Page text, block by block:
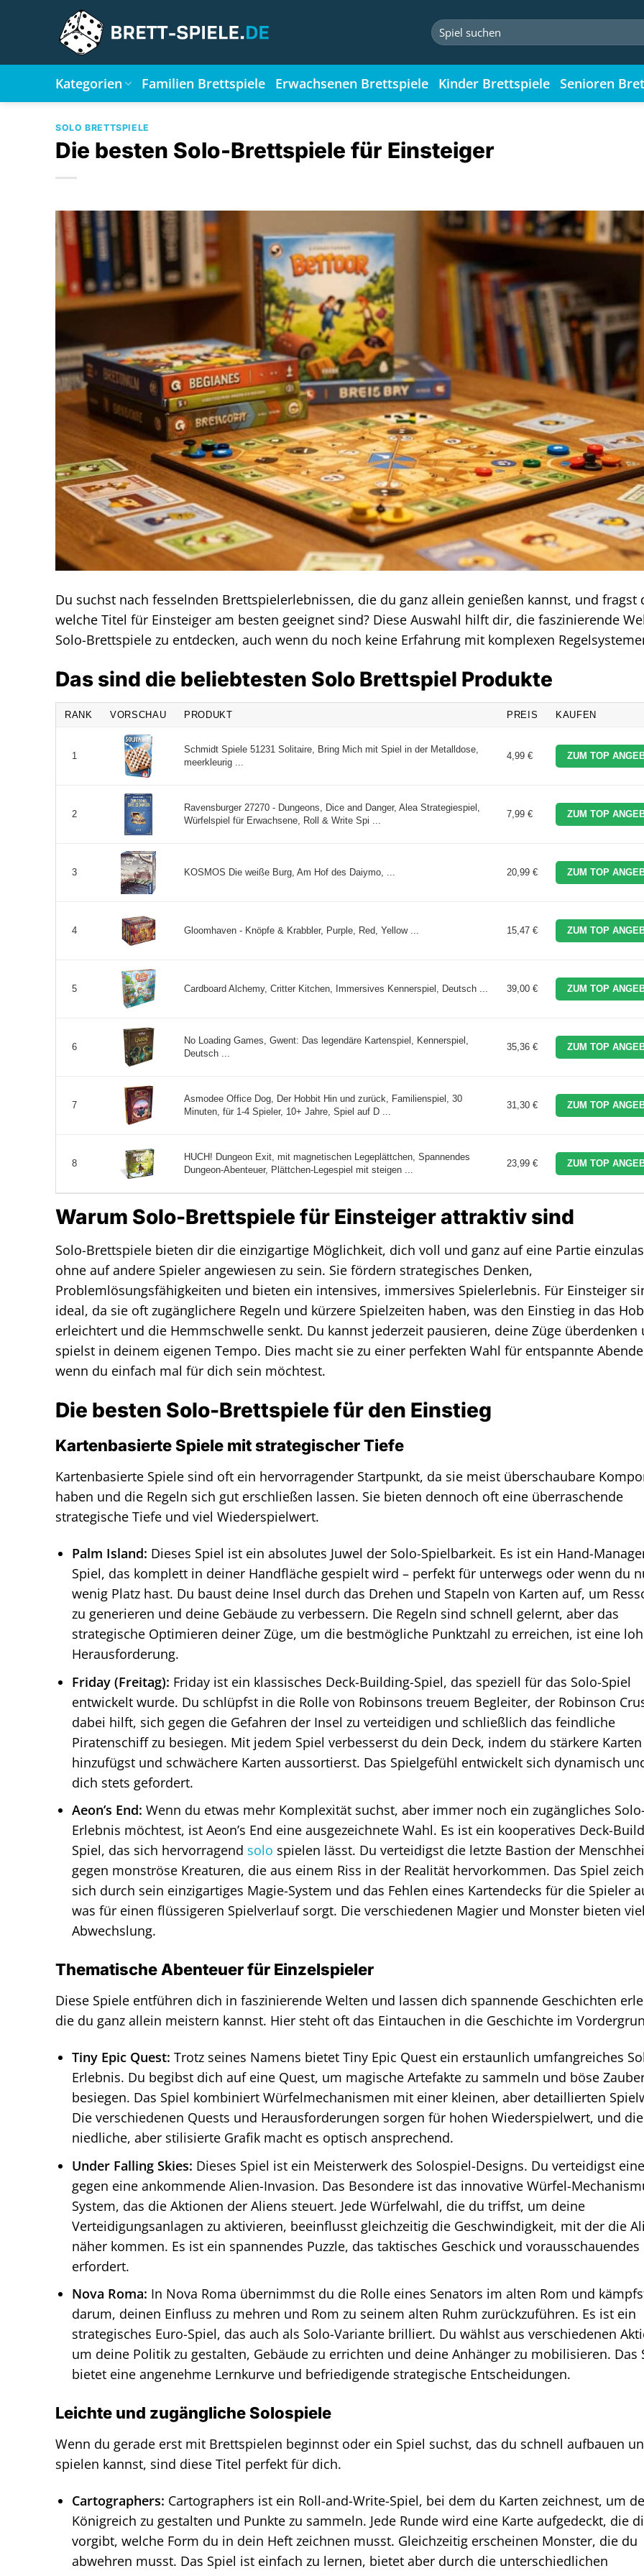
Suchen
nach:
Kategorien Familien Brettspiele Erwachsenen Brettspiele Kinder Brettspiele Senioren
SOLO BRETTSPIELE
Die besten Solo-Brettspiele für Einsteiger
Du suchst nach fesselnden Brettspielerlebnissen, die du ganz allein genießen kannst, und fragst
welche Titel für Einsteiger am besten geeignet sind? Diese Auswahl hilft dir, die faszinierende
Solo-Brettspiele zu entdecken, auch wenn du noch keine Erfahrung mit komplexen
Das sind die beliebtesten Solo Brettspiel Produkte
RANK VORSCHAU PRODUKT PREIS KAUFEN
1
Schmidt Spiele 51231 Solitaire, Bring Mich mit Spiel in der Metalldose,
meerkleurig ...
4,99 € ZUM TOP
2
Ravensburger 27270 - Dungeons, Dice and Danger, Alea Strategiespiel,
Würfelspiel für Erwachsene, Roll & Write Spi ...
7,99 € ZUM TOP
3 KOSMOS Die weiße Burg, Am Hof des Daiymo, ... 20,99 € ZUM TOP
4 Gloomhaven - Knöpfe & Krabbler, Purple, Red, Yellow ... 15,47 € ZUM TOP
5 Cardboard Alchemy, Critter Kitchen, Immersives Kennerspiel, Deutsch ... 39,00 € ZUM TOP
6
No Loading Games, Gwent: Das legendäre Kartenspiel, Kennerspiel,
Deutsch ...
35,36 € ZUM TOP
7
Asmodee Office Dog, Der Hobbit Hin und zurück, Familienspiel, 30
Minuten, für 1-4 Spieler, 10+ Jahre, Spiel auf D ...
31,30 € ZUM TOP
8
HUCH! Dungeon Exit, mit magnetischen Legeplättchen, Spannendes
Dungeon-Abenteuer, Plättchen-Legespiel mit steigen ...
23,99 € ZUM TOP
Warum Solo-Brettspiele für Einsteiger attraktiv sind
Solo-Brettspiele bieten dir die einzigartige Möglichkeit, dich voll und ganz auf eine Partie
ohne auf andere Spieler angewiesen zu sein. Sie fördern strategisches Denken,
Problemlösungsfähigkeiten und bieten ein intensives, immersives Spielerlebnis. Für Einsteiger
ideal, da sie oft zugänglichere Regeln und kürzere Spielzeiten haben, was den Einstieg in das
erleichtert und die Hemmschwelle senkt. Du kannst jederzeit pausieren, deine Züge überdenken
spielst in deinem eigenen Tempo. Dies macht sie zu einer perfekten Wahl für entspannte
wenn du einfach mal für dich sein möchtest.
Die besten Solo-Brettspiele für den Einstieg
Kartenbasierte Spiele mit strategischer Tiefe
Kartenbasierte Spiele sind oft ein hervorragender Startpunkt, da sie meist überschaubare
haben und die Regeln sich gut erschließen lassen. Sie bieten dennoch oft eine überraschende
strategische Tiefe und viel Wiederspielwert.
Palm Island: Dieses Spiel ist ein absolutes Juwel der Solo-Spielbarkeit. Es ist ein Hand-
Spiel, das komplett in deiner Handfläche gespielt wird – perfekt für unterwegs oder wenn du
wenig Platz hast. Du baust deine Insel durch das Drehen und Stapeln von Karten auf, um
zu generieren und deine Gebäude zu verbessern. Die Regeln sind schnell gelernt, aber das
strategische Optimieren deiner Züge, um die bestmögliche Punktzahl zu erreichen, ist eine
Herausforderung.
Friday (Freitag): Friday ist ein klassisches Deck-Building-Spiel, das speziell für das Solo-Spiel
entwickelt wurde. Du schlüpfst in die Rolle von Robinsons treuem Begleiter, der Robinson
dabei hilft, sich gegen die Gefahren der Insel zu verteidigen und schließlich das feindliche
Piratenschiff zu besiegen. Mit jedem Spiel verbesserst du dein Deck, indem du stärkere Karten
hinzufügst und schwächere Karten aussortierst. Das Spielgefühl entwickelt sich dynamisch
dich stets gefordert.
Aeon’s End: Wenn du etwas mehr Komplexität suchst, aber immer noch ein zugängliches Solo-
Erlebnis möchtest, ist Aeon’s End eine ausgezeichnete Wahl. Es ist ein kooperatives Deck-
Spiel, das sich hervorragend solo spielen lässt. Du verteidigst die letzte Bastion der
gegen monströse Kreaturen, die aus einem Riss in der Realität hervorkommen. Das Spiel
sich durch sein einzigartiges Magie-System und das Fehlen eines Kartendecks für die Spieler
was für einen flüssigeren Spielverlauf sorgt. Die verschiedenen Magier und Monster bieten viel
Abwechslung.
Thematische Abenteuer für Einzelspieler
Diese Spiele entführen dich in faszinierende Welten und lassen dich spannende Geschichten
die du ganz allein meistern kannst. Hier steht oft das Eintauchen in die Geschichte im
Tiny Epic Quest: Trotz seines Namens bietet Tiny Epic Quest ein erstaunlich umfangreiches
Erlebnis. Du begibst dich auf eine Quest, um magische Artefakte zu sammeln und böse
besiegen. Das Spiel kombiniert Würfelmechanismen mit einer kleinen, aber detaillierten
Die verschiedenen Quests und Herausforderungen sorgen für hohen Wiederspielwert, und die
niedliche, aber stilisierte Grafik macht es optisch ansprechend.
Under Falling Skies: Dieses Spiel ist ein Meisterwerk des Solospiel-Designs. Du verteidigst
gegen eine ankommende Alien-Invasion. Das Besondere ist das innovative Würfel-
System, das die Aktionen der Aliens steuert. Jede Würfelwahl, die du triffst, um deine
Verteidigungsanlagen zu aktivieren, beeinflusst gleichzeitig die Geschwindigkeit, mit der die
näher kommen. Es ist ein spannendes Puzzle, das taktisches Geschick und vorausschauendes
erfordert.
Nova Roma: In Nova Roma übernimmst du die Rolle eines Senators im alten Rom und
darum, deinen Einfluss zu mehren und Rom zu seinem alten Ruhm zurückzuführen. Es ist ein
strategisches Euro-Spiel, das auch als Solo-Variante brilliert. Du wählst aus verschiedenen
um deine Politik zu gestalten, Gebäude zu errichten und deine Anhänger zu mobilisieren. Das
bietet eine angenehme Lernkurve und befriedigende strategische Entscheidungen.
Leichte und zugängliche Solospiele
Wenn du gerade erst mit Brettspielen beginnst oder ein Spiel suchst, das du schnell aufbauen
spielen kannst, sind diese Titel perfekt für dich.
Cartographers: Cartographers ist ein Roll-and-Write-Spiel, bei dem du Karten zeichnest, um
Königreich zu gestalten und Punkte zu sammeln. Jede Runde wird eine Karte aufgedeckt, die
vorgibt, welche Form du in dein Heft zeichnen musst. Gleichzeitig erscheinen Monster, die du
abwehren musst. Das Spiel ist einfach zu lernen, bietet aber durch die unterschiedlichen